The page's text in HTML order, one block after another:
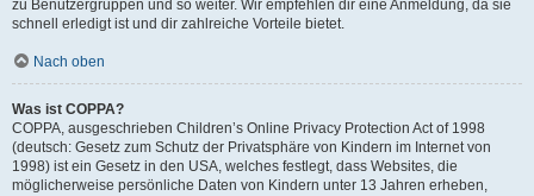
zu Benutzergruppen und so weiter. Wir empfehlen dir eine Anmeldung, da sie
schnell erledigt ist und dir zahlreiche Vorteile bietet.
Nach oben
Was ist COPPA?
COPPA, ausgeschrieben Children’s Online Privacy Protection Act of 1998
(deutsch: Gesetz zum Schutz der Privatsphäre von Kindern im Internet von
1998) ist ein Gesetz in den USA, welches festlegt, dass Websites, die
möglicherweise persönliche Daten von Kindern unter 13 Jahren erheben,